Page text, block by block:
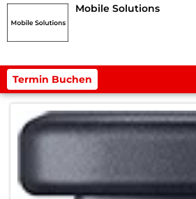
Mobile Solutions
Termin Buchen